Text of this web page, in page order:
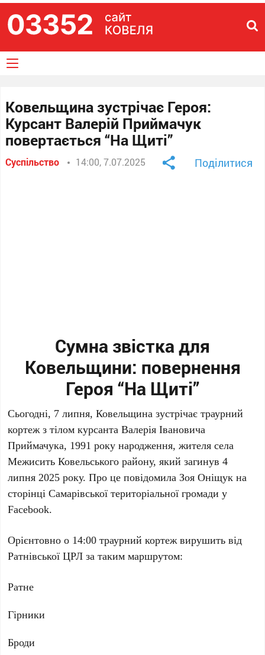
Ковельщина зустрічає Героя:
Курсант Валерій Приймачук
повертається “На Щиті”
Суспільство 14:00, 7.07.2025 Поділитися
Сумна звістка для
Ковельщини: повернення
Героя “На Щиті”
Сьогодні, 7 липня, Ковельщина зустрічає траурний
кортеж з тілом курсанта Валерія Івановича
Приймачука, 1991 року народження, жителя села
Межисить Ковельського району, який загинув 4
липня 2025 року. Про це повідомила Зоя Оніщук на
сторінці Самарівської територіальної громади у
Facebook.
Орієнтовно о 14:00 траурний кортеж вирушить від
Ратнівської ЦРЛ за таким маршрутом:
Ратне
Гірники
Броди